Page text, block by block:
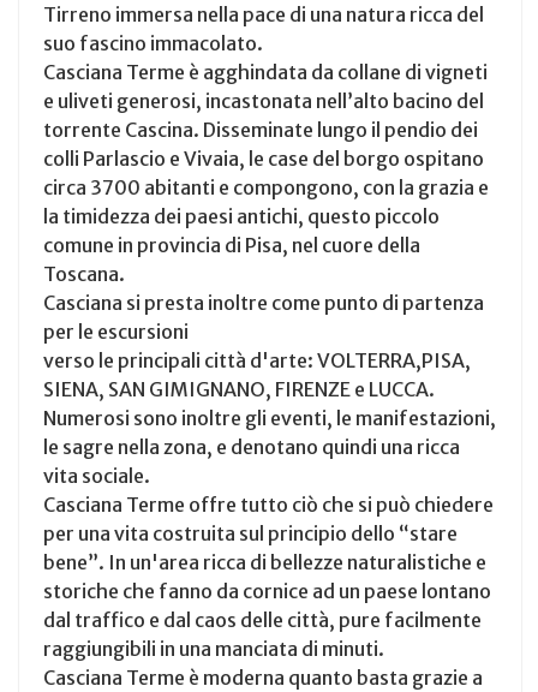
Tirreno immersa nella pace di una natura ricca del
suo fascino immacolato.
Casciana Terme è agghindata da collane di vigneti
e uliveti generosi, incastonata nell’alto bacino del
torrente Cascina. Disseminate lungo il pendio dei
colli Parlascio e Vivaia, le case del borgo ospitano
circa 3700 abitanti e compongono, con la grazia e
la timidezza dei paesi antichi, questo piccolo
comune in provincia di Pisa, nel cuore della
Toscana.
Casciana si presta inoltre come punto di partenza
per le escursioni
verso le principali città d'arte: VOLTERRA,PISA,
SIENA, SAN GIMIGNANO, FIRENZE e LUCCA.
Numerosi sono inoltre gli eventi, le manifestazioni,
le sagre nella zona, e denotano quindi una ricca
vita sociale.
Casciana Terme offre tutto ciò che si può chiedere
per una vita costruita sul principio dello “stare
bene”. In un'area ricca di bellezze naturalistiche e
storiche che fanno da cornice ad un paese lontano
dal traffico e dal caos delle città, pure facilmente
raggiungibili in una manciata di minuti.
Casciana Terme è moderna quanto basta grazie a